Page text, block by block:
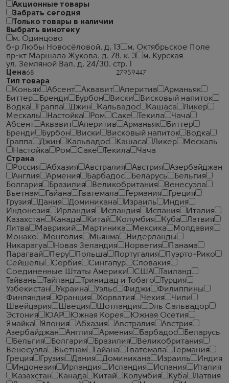
Акционные товары
Забрать сегодня
Только товары в наличии
Выбрать винотеку
м. Одинцово
б-р Любы Новосёловой. д. 13
м. Октябрьское Поле
пр-кт Маршала Жукова. д. 78. к. 3
м. Курская
ул. Земляной Вал. д. 24/30. стр. 1
Цена
Тип товара
Коньяк
Абсент Аквавит Аперитив
Арманьяк
Биттер
Бренди Бурбон Виски
Висковый напиток
Водка
Граппа Джин Кальвадос Кашаса
Ликер
Мескаль
Настойка Ром Саке Текила
Чача
Абсент
Аквавит Аперитив Арманьяк
Биттер
Бренди
Бурбон Виски Висковый напиток
Водка
Граппа
Джин Кальвадос Кашаса Ликер
Мескаль
Настойка
Ром Саке Текила
Чача
Страна
Россия
Абхазия Австралия Австрия
Азербайджан
Англия
Армения Барбадос Беларусь
Бельгия
Болгария
Бразилия Великобритания
Венесуэла
Вьетнам
Гайана Гватемала Германия
Греция
Грузия
Дания Доминикана Израиль
Индия
Индонезия
Ирландия Исландия Испания
Италия
Казахстан
Канада Китай Колумбия Куба
Латвия
Литва
Маврикий Мартиника Мексика
Молдавия
Монако
Монголия Мьянма
Нидерланды
Никарагуа
Новая Зеландия Норвегия
Панама
Парагвай
Перу Польша Португалия
Пуэрто-Рико
Сейшелы
Сербия Сингапур
Словакия
Соединенные Штаты Америки
США
Таиланд
Тайвань
Тайланд Тринидад и Тобаго
Турция
Узбекистан
Украина Уэльс Фиджи
Филиппины
Финляндия
Франция Хорватия Чехия
Чили
Швейцария
Швеция Шотландия
Эль Сальвадор
Эстония
ЮАР Южная Корея
Южная Осетия
Ямайка
Япония Абхазия Австралия
Австрия
Азербайджан
Англия Армения Барбадос
Беларусь
Бельгия
Болгария Бразилия
Великобритания
Венесуэла
Вьетнам Гайана Гватемала
Германия
Греция
Грузия Дания Доминикана Израиль
Индия
Индонезия
Ирландия Исландия Испания
Италия
Казахстан
Канада Китай Колумбия Куба
Латвия